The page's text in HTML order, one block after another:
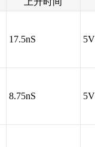
17.5nS
8.75nS